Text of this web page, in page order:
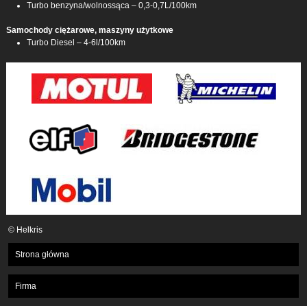
Turbo benzyna/wolnossąca – 0,3-0,7L/100km
Samochody ciężarowe, maszyny użytkowe
Turbo Diesel – 4-6l/100km
© Helkris
Strona główna
Firma